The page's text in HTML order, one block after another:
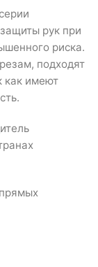
рук при
риска.
подходят
как имеют